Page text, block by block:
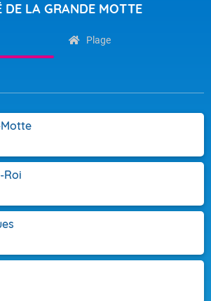
DE LA GRANDE MOTTE
Plage
Roi